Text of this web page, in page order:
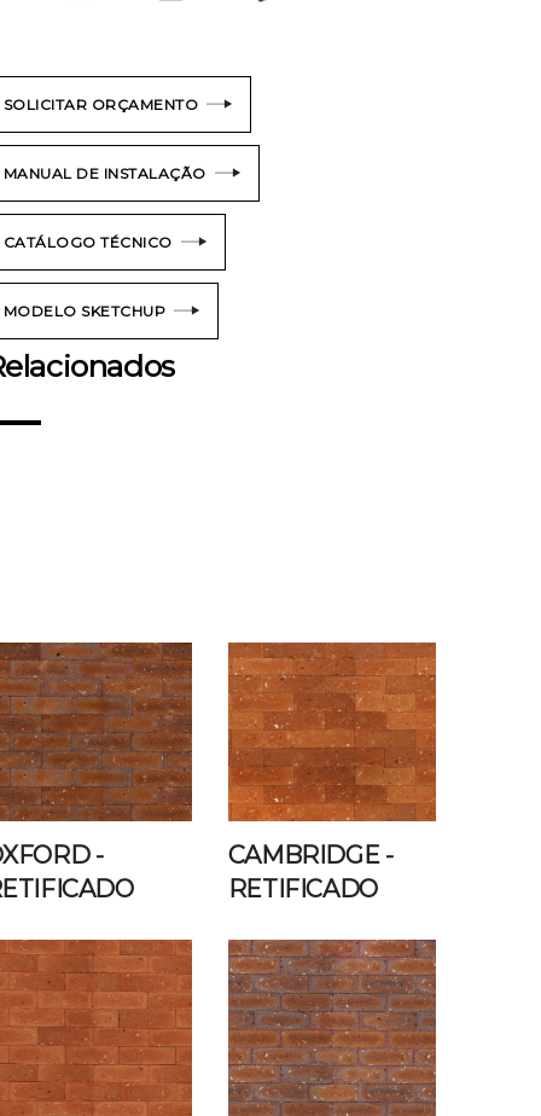
SOLICITAR ORÇAMENTO
MANUAL DE INSTALAÇÃO
CATÁLOGO TÉCNICO
MODELO SKETCHUP
-
CAMBRIDGE-
RETIFICADO